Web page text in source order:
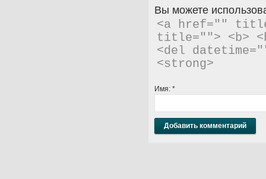
Вы можете
<a href=""
title=""> <b>
<del
<strong>
Имя: *